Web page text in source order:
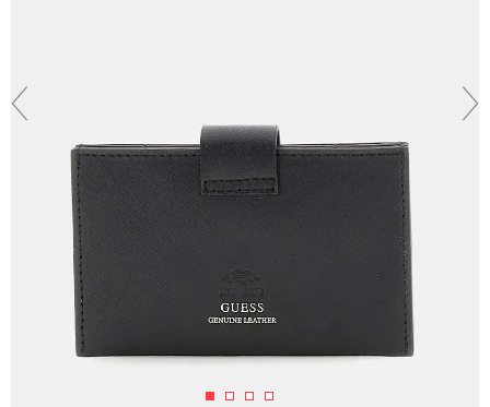
1 2 3 4